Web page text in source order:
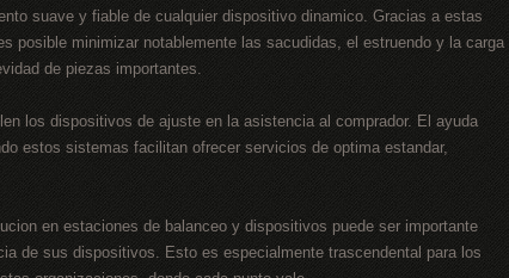
suave y fiable de cualquier dispositivo dinamico. Gracias a estas
posible minimizar notablemente las sacudidas, el estruendo y la carga
de piezas importantes.
los dispositivos de ajuste en la asistencia al comprador. El ayuda
estos sistemas facilitan ofrecer servicios de optima estandar,
en estaciones de balanceo y dispositivos puede ser importante
de sus dispositivos. Esto es especialmente trascendental para los